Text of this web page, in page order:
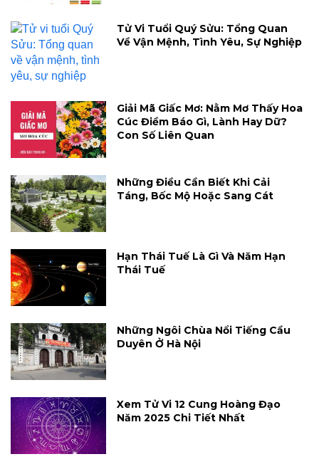
Tử Vi Tuổi Quý Sửu: Tổng Quan
Về Vận Mệnh, Tình Yêu, Sự Nghiệp
Giải Mã Giấc Mơ: Nằm Mơ Thấy Hoa
Cúc Điềm Báo Gì, Lành Hay Dữ?
Con Số Liên Quan
Những Điều Cần Biết Khi Cải
Táng, Bốc Mộ Hoặc Sang Cát
Hạn Thái Tuế Là Gì Và Năm Hạn
Thái Tuế
Những Ngôi Chùa Nổi Tiếng Cầu
Duyên Ở Hà Nội
Xem Tử Vi 12 Cung Hoàng Đạo
Năm 2025 Chi Tiết Nhất